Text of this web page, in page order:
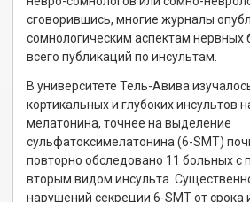
сговорившись, многие журналы
сомнологическим аспектам нервных
всего публикаций по инсультам.
В университете Тель-Авива
кортикальных и глубоких инсультов
мелатонина, точнее на выделение
сульфатоксимелатонина (6-SMT)
повторно обследовано 11 больных с
вторым видом инсульта.
нарушений секреции 6-SMT от срока